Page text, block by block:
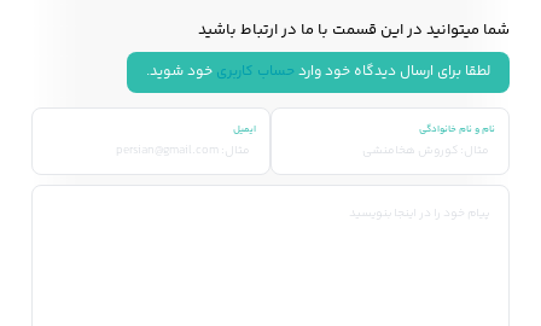
شما میتوانید در این قسمت با ما در ارتباط باشید
لطقا برای ارسال دیدگاه خود وارد حساب کاربری خود شوید.
نام و نام خانوادگی ایمیل